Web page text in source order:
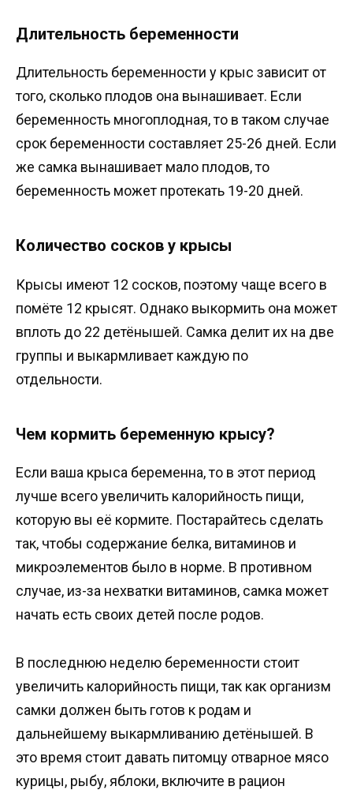
Длительность беременности
Длительность беременности у крыс зависит от
того, сколько плодов она вынашивает. Если
беременность многоплодная, то в таком случае
срок беременности составляет 25-26 дней. Если
же самка вынашивает мало плодов, то
беременность может протекать 19-20 дней.
Количество сосков у крысы
Крысы имеют 12 сосков, поэтому чаще всего в
помёте 12 крысят. Однако выкормить она может
вплоть до 22 детёнышей. Самка делит их на две
группы и выкармливает каждую по
отдельности.
Чем кормить беременную крысу?
Если ваша крыса беременна, то в этот период
лучше всего увеличить калорийность пищи,
которую вы её кормите. Постарайтесь сделать
так, чтобы содержание белка, витаминов и
микроэлементов было в норме. В противном
случае, из-за нехватки витаминов, самка может
начать есть своих детей после родов.
В последнюю неделю беременности стоит
увеличить калорийность пищи, так как организм
самки должен быть готов к родам и
дальнейшему выкармливанию детёнышей. В
это время стоит давать питомцу отварное мясо
курицы, рыбу, яблоки, включите в рацион